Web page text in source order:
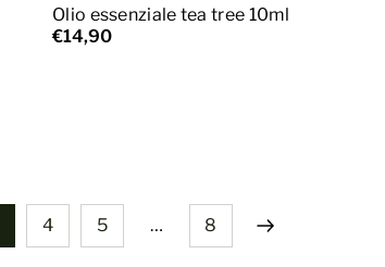
Olio essenziale tea tree 10ml
€14,90
4 5 … 8